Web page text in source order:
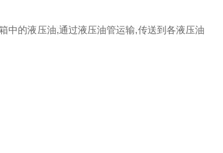
的液压油,通过液压油管运输,传送到各液压油